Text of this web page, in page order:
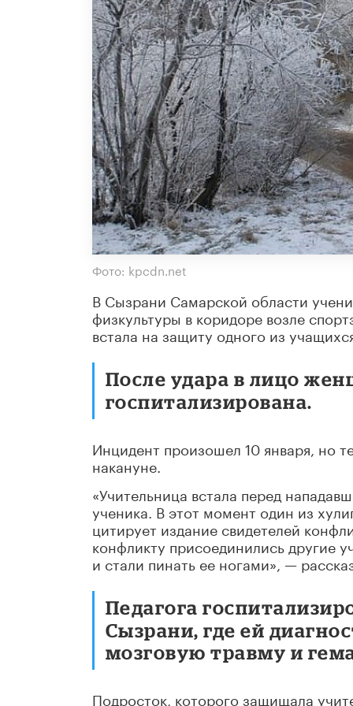
Фото: kpcdn.net
В Сызрани Самарской области
физкультуры в коридоре возле
встала на защиту одного из
После удара в лицо
госпитализирована.
Инцидент произошел 10 января, но
накануне.
«Учительница встала перед
ученика. В этот момент один из
цитирует издание свидетелей
конфликту присоединились другие
и стали пинать ее ногами», —
Педагога
Сызрани, где ей
мозговую травму и
Подросток, которого защищала